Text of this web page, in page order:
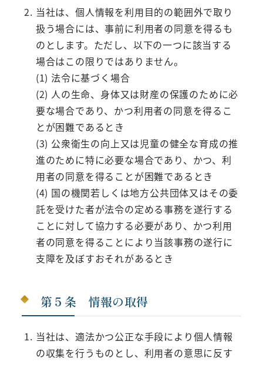
当社は、個人情報を利用目的の範囲外で取り
扱う場合には、事前に利用者の同意を得るも
のとします。ただし、以下の一つに該当する
場合はこの限りではありません。
(1) 法令に基づく場合
(2) 人の生命、身体又は財産の保護のために必
要な場合であり、かつ利用者の同意を得るこ
とが困難であるとき
(3) 公衆衛生の向上又は児童の健全な育成の推
進のために特に必要な場合であり、かつ、利
用者の同意を得ることが困難であるとき
(4) 国の機関若しくは地方公共団体又はその委
託を受けた者が法令の定める事務を遂行する
ことに対して協力する必要があり、かつ利用
者の同意を得ることにより当該事務の遂行に
支障を及ぼすおそれがあるとき
第５条 情報の取得
当社は、適法かつ公正な手段により個人情報
の収集を行うものとし、利用者の意思に反す